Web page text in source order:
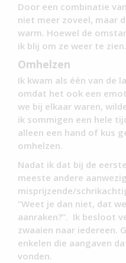
Door een combinatie
niet meer zoveel, maar
warm. Hoewel de
ik blij om ze weer te zien.
Omhelzen
Ik kwam als één van de
omdat het ook een
we bij elkaar waren,
ik sommigen een hele
alleen een hand of kus
omhelzen.
Nadat ik dat bij de
meeste andere
misprijzende/
“Weet je dan niet, dat
aanraken?”. Ik besloot
zwaaien naar iedereen.
enkelen die aangaven
vonden.